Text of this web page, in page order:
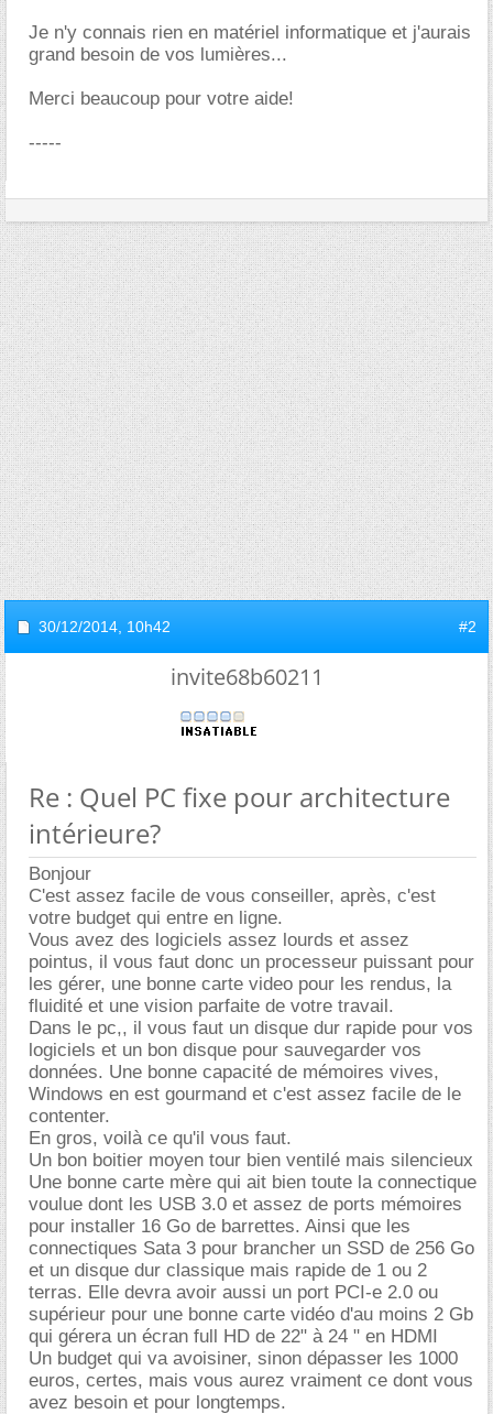
Je n'y connais rien en matériel informatique et j'aurais
grand besoin de vos lumières...
Merci beaucoup pour votre aide!
-----
30/12/2014, 10h42 #2
invite68b60211
Re : Quel PC fixe pour architecture
intérieure?
Bonjour
C'est assez facile de vous conseiller, après, c'est
votre budget qui entre en ligne.
Vous avez des logiciels assez lourds et assez
pointus, il vous faut donc un processeur puissant pour
les gérer, une bonne carte video pour les rendus, la
fluidité et une vision parfaite de votre travail.
Dans le pc,, il vous faut un disque dur rapide pour vos
logiciels et un bon disque pour sauvegarder vos
données. Une bonne capacité de mémoires vives,
Windows en est gourmand et c'est assez facile de le
contenter.
En gros, voilà ce qu'il vous faut.
Un bon boitier moyen tour bien ventilé mais silencieux
Une bonne carte mère qui ait bien toute la connectique
voulue dont les USB 3.0 et assez de ports mémoires
pour installer 16 Go de barrettes. Ainsi que les
connectiques Sata 3 pour brancher un SSD de 256 Go
et un disque dur classique mais rapide de 1 ou 2
terras. Elle devra avoir aussi un port PCI-e 2.0 ou
supérieur pour une bonne carte vidéo d'au moins 2 Gb
qui gérera un écran full HD de 22" à 24 " en HDMI
Un budget qui va avoisiner, sinon dépasser les 1000
euros, certes, mais vous aurez vraiment ce dont vous
avez besoin et pour longtemps.